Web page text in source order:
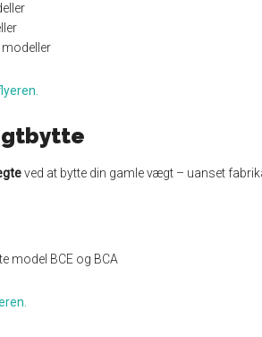
modeller
ved at bytte din gamle vægt – uanset
model BCE og BCA